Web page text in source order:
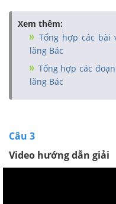
Xem thêm:
Tổng hợp các bài
lăng Bác
Tổng hợp các
lăng Bác
Câu 3
Video hướng dẫn giải